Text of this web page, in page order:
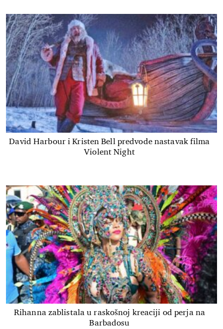
David Harbour i Kristen Bell predvode nastavak filma
Violent Night
Rihanna zablistala u raskošnoj kreaciji od perja na
Barbadosu